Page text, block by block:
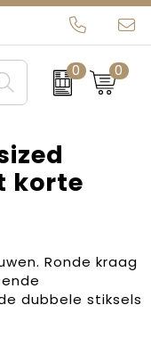
0 0
korte
Ronde kraag
dubbele stiksels